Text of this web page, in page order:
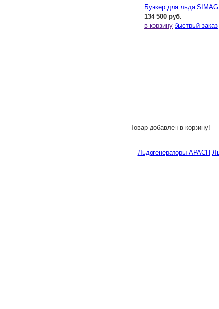
Бункер для льда
134 500 руб.
в корзину быстрый заказ
Товар добавлен в корзину!
Льдогенераторы APACH